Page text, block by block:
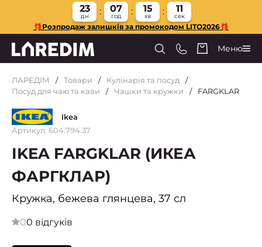
23
дн
07
год
15
хв
10
сек
🎁Розпродаж залишків за промокодом LITO2026🎁
Меню
ЛАРЕДІМ Товари
Кулінарія та посуд
Посуд для чаю та кави
Чашки та кружки FARGKLAR
Ikea
Артикул: 604.794.37
IKEA FARGKLAR (ИКЕА
ФАРГКЛАР)
Кружка, бежева глянцева, 37 сл
00 відгуків